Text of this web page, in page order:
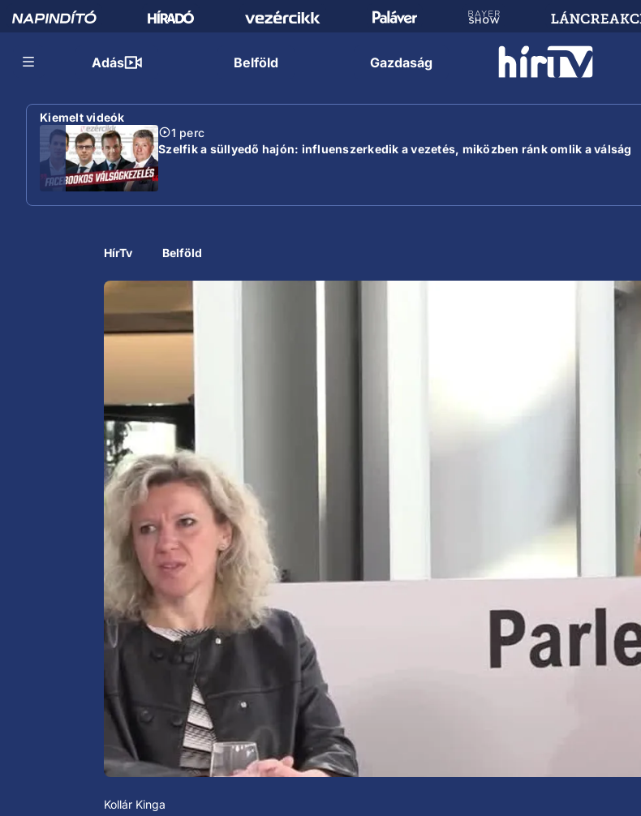
Adás Belföld Gazdaság
Kiemelt videók
1 perc
Szelfik a süllyedő hajón: influenszerkedik a vezetés, miközben ránk omlik a válság
HírTv Belföld
Kollár Kinga